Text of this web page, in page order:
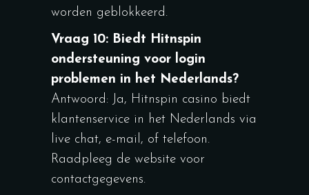
worden geblokkeerd.
Vraag 10: Biedt Hitnspin
ondersteuning voor login
problemen in het Nederlands?
Antwoord: Ja, Hitnspin casino biedt
klantenservice in het Nederlands via
live chat, e-mail, of telefoon.
Raadpleeg de website voor
contactgegevens.